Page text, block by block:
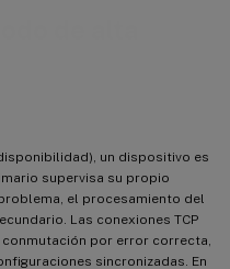
un dispositivo es
supervisa su propio
el procesamiento del
Las conexiones TCP
por error correcta,
sincronizadas. En